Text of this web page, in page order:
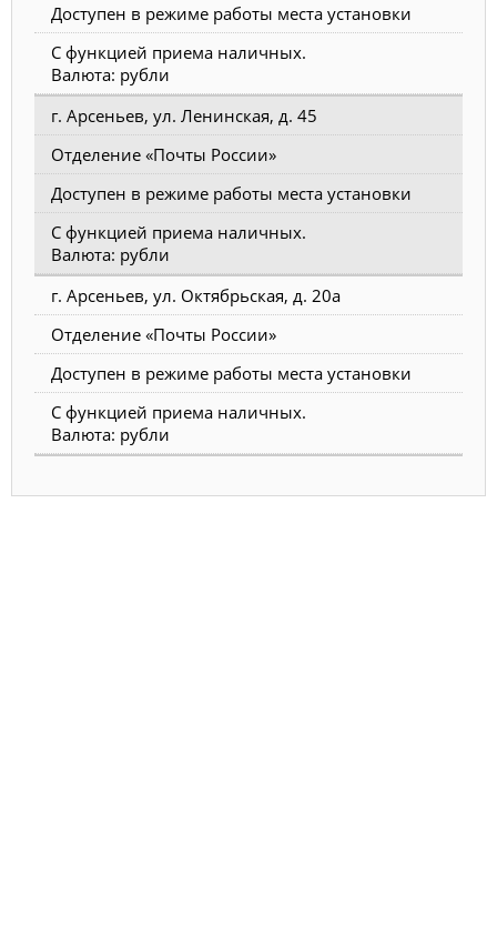
Доступен в режиме работы места установки
С функцией приема наличных.
Валюта: рубли
г. Арсеньев, ул. Ленинская, д. 45
Отделение «Почты России»
Доступен в режиме работы места установки
С функцией приема наличных.
Валюта: рубли
г. Арсеньев, ул. Октябрьская, д. 20а
Отделение «Почты России»
Доступен в режиме работы места установки
С функцией приема наличных.
Валюта: рубли